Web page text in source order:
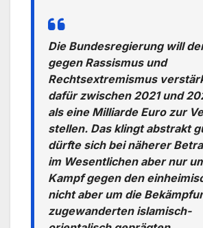
Die Bundesregierung will
gegen Rassismus und
Rechtsextremismus
dafür zwischen 2021 und
als eine Milliarde Euro zur
stellen. Das klingt abstrakt
dürfte sich bei näherer
im Wesentlichen aber nur
Kampf gegen den
nicht aber um die
zugewanderten islamisch-